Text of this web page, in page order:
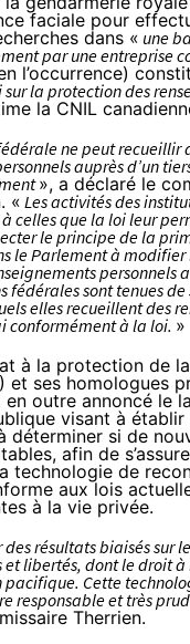
faciale pour
dans « une
par une entreprise
l’occurrence)
la protection des
la CNIL
ne peut recueillir
auprès d’un
», a déclaré le
« Les activités des
celles que la loi leur
le principe de la
le Parlement à modifier
personnels
fédérales sont tenues de
elles recueillent des
conformément à la loi. »
à la protection de
et ses homologues
outre annoncé le
visant à établir
déterminer si de
afin de
technologie de
aux lois
à la vie privée.
résultats biaisés sur
et libertés, dont le droit
pacifique. Cette
responsable et très
Therrien.